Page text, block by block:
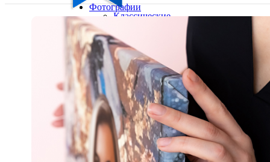
Ваш город:
Ваш регион доставки
Выберите из списка:
Фотографии
Классические
13х18
15х15
15х20
20х20
20х30
30х30
30х40
А4
Фото
в